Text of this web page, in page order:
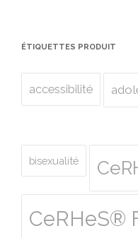
ÉTIQUETTES PRODUIT
accessibilité
bisexualité
CeRHeS®